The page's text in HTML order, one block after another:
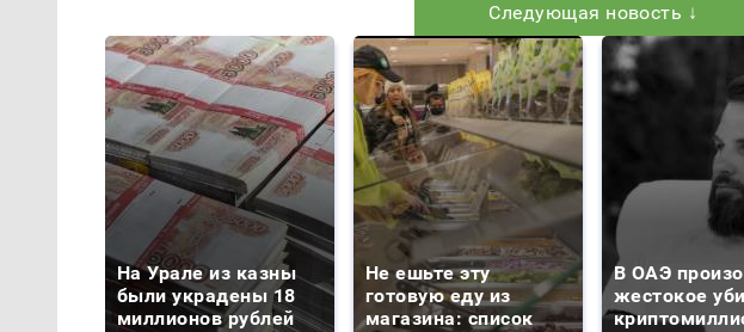
Следующая новость ↓
На Урале из казны
были украдены 18
миллионов рублей
Не ешьте эту
готовую еду из
магазина: список
В ОАЭ
жестокое